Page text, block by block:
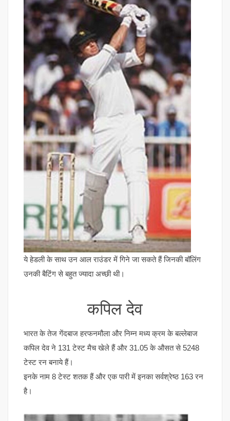
ये हेडली के साथ उन आल राउंडर में गिने जा सकते हैं जिनकी बॉलिंग
उनकी बैटिंग से बहुत ज्यादा अच्छी थी।
कपिल देव
भारत के तेज गेंदबाज हरफनमौला और निम्न मध्य क्रम के बल्लेबाज
कपिल देव ने 131 टेस्ट मैच खेले हैं और 31.05 के औसत से 5248
टेस्ट रन बनाये हैं।
इनके नाम 8 टेस्ट शतक हैं और एक पारी में इनका सर्वश्रेष्ठ 163 रन
है।